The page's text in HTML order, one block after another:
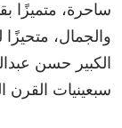
ساحرة، متميزًا
والجمال،
الكبير حسن
سبعينيات القرن